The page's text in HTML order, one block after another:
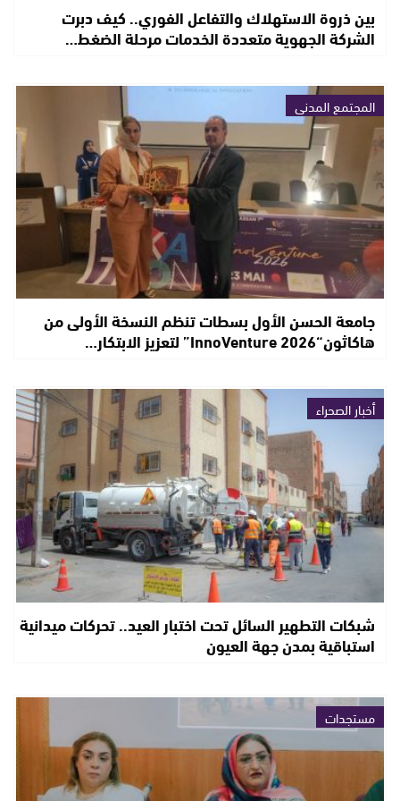
بين ذروة الاستهلاك والتفاعل الفوري.. كيف دبرت
الشركة الجهوية متعددة الخدمات مرحلة الضغط…
المجتمع المدني
جامعة الحسن الأول بسطات تنظم النسخة الأولى من
هاكاثون“InnoVenture 2026” لتعزيز الابتكار…
أخبار الصحراء
شبكات التطهير السائل تحت اختبار العيد.. تحركات ميدانية
استباقية بمدن جهة العيون
مستجدات